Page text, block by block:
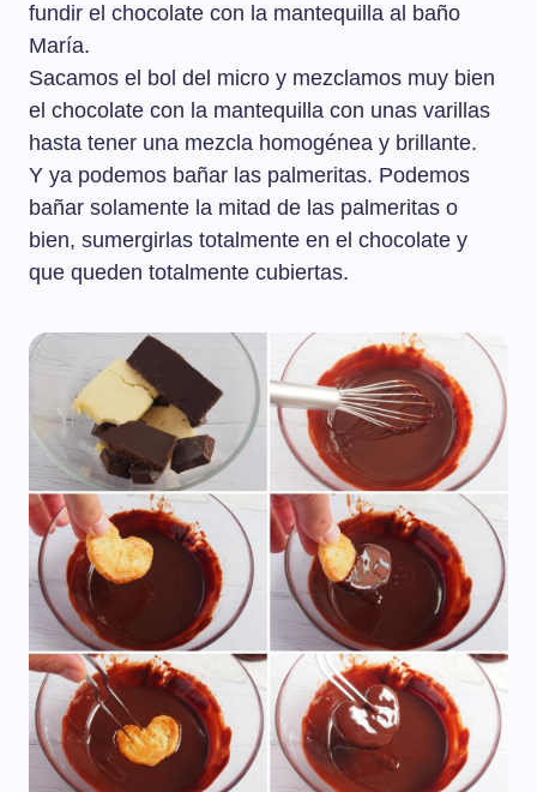
fundir el chocolate con la mantequilla al baño
María.
Sacamos el bol del micro y mezclamos muy bien
el chocolate con la mantequilla con unas varillas
hasta tener una mezcla homogénea y brillante.
Y ya podemos bañar las palmeritas. Podemos
bañar solamente la mitad de las palmeritas o
bien, sumergirlas totalmente en el chocolate y
que queden totalmente cubiertas.